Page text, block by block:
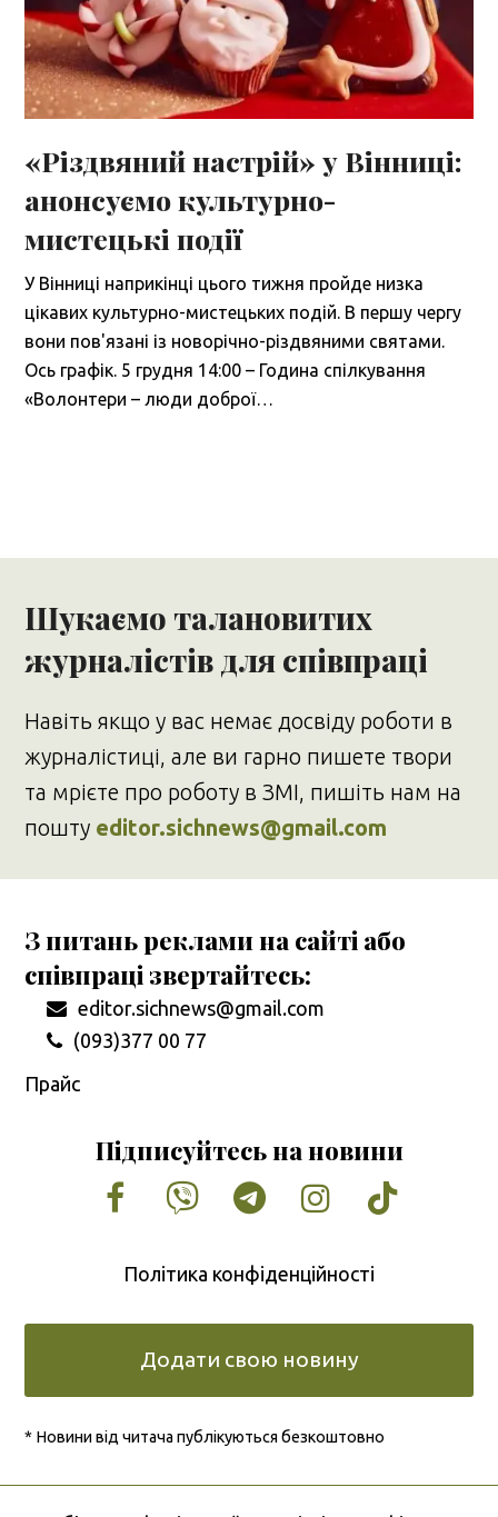
«Різдвяний настрій» у Вінниці:
анонсуємо культурно-
мистецькі події
У Вінниці наприкінці цього тижня пройде низка
цікавих культурно-мистецьких подій. В першу чергу
вони пов'язані із новорічно-різдвяними святами.
Ось графік. 5 грудня 14:00 – Година спілкування
«Волонтери – люди доброї…
Шукаємо талановитих
журналістів для співпраці
Навіть якщо у вас немає досвіду роботи в
журналістиці, але ви гарно пишете твори
та мрієте про роботу в ЗМІ, пишіть нам на
пошту editor.sichnews@gmail.com
З питань реклами на сайті або
співпраці звертайтесь:
editor.sichnews@gmail.com
(093)377 00 77
Прайс
Підписуйтесь на новини
Facebook
VimeoTumblrInstagram
Tiktok
Політика конфіденційності
Додати свою новину
* Новини від читача публікуються безкоштовно